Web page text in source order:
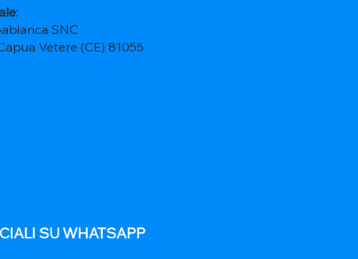
SNC
Vetere (CE) 81055
SU WHATSAPP